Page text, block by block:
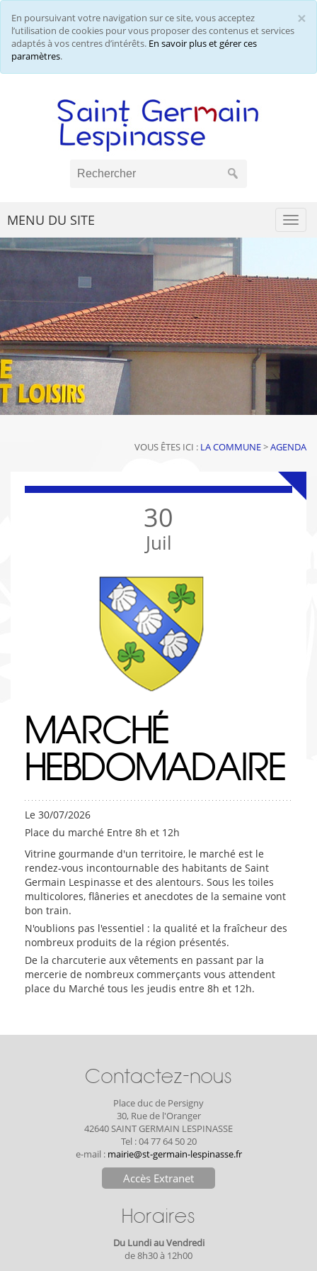
×
En poursuivant votre navigation sur ce site, vous acceptez
l’utilisation de cookies pour vous proposer des contenus et services
adaptés à vos centres d’intérêts. En savoir plus et gérer ces
paramètres.
MENU DU SITE
VOUS ÊTES ICI : LA COMMUNE>AGENDA
30
Juil
MARCHÉ
HEBDOMADAIRE
Le 30/07/2026
Place du marché Entre 8h et 12h
Vitrine gourmande d'un territoire, le marché est le
rendez-vous incontournable des habitants de Saint
Germain Lespinasse et des alentours. Sous les toiles
multicolores, flâneries et anecdotes de la semaine vont
bon train.
N'oublions pas l'essentiel : la qualité et la fraîcheur des
nombreux produits de la région présentés.
De la charcuterie aux vêtements en passant par la
mercerie de nombreux commerçants vous attendent
place du Marché tous les jeudis entre 8h et 12h.
Contactez-nous
Place duc de Persigny
30, Rue de l'Oranger
42640 SAINT GERMAIN LESPINASSE
Tel : 04 77 64 50 20
e-mail : mairie@st-germain-lespinasse.fr
Accès Extranet
Horaires
Du Lundi au Vendredi
de 8h30 à 12h00